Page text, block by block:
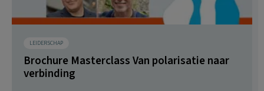
LEIDERSCHAP
Brochure Masterclass Van polarisatie naar
verbinding